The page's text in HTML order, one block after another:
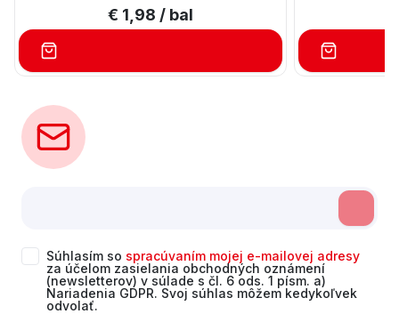
€ 1,98 / bal
Súhlasím so spracúvaním mojej e-mailovej adresy
za účelom zasielania obchodných oznámení
(newsletterov) v súlade s čl. 6 ods. 1 písm. a)
Nariadenia GDPR. Svoj súhlas môžem kedykoľvek
odvolať.